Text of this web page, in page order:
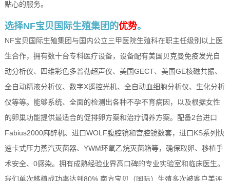
贴心的服务。
选择NF宝贝国际生殖集团的优势。
NF宝贝国际生殖集团与国内公立三甲医院生殖科在职主任级别以上医
生合作，拥有数十台专科医疗设备，设备配有美国贝克曼免疫发光自
动分析仪、四维彩色多普勒超声仪、美国GECT、美国GE核磁共振、
全自动精液分析仪、数字X遥控光机、全自动血细胞分析仪、生化分析
仪等等。能够系统、全面的检测出各种不孕不育病因，以及根据女性
的卵巢功能提供最适合的促排卵方案和治疗调养方案。配备2台进口
Fabius2000麻醉机、进口WOLF腹腔镜和宫腔镜数套，进口KS系列快
速卡式压力蒸汽灭菌器、YWM环氧乙烷灭菌箱等，确保取卵、移植手
术安全、0感染。拥有成熟经验业界高口碑的专业实验室和临床医生。
我们单次移植成功率达到80%,南方宝贝（国际）生殖多次被客户美评